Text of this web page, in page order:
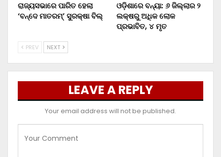
ରାଜ୍ୟସଭାରେ ପାରିତ ହେଲା
‘ବନ୍ଦେ ମାତରମ୍’ ସୁରକ୍ଷା ବିଲ୍
ଓଡ଼ିଶାରେ ବନ୍ୟା: ୬ ଜିଲ୍ଲାର ୨
ଲକ୍ଷରୁ ଅଧିକ ଲୋକ
ପ୍ରଭାବିତ, ୪ ମୃତ
PREV NEXT
LEAVE A REPLY
Your email address will not be published.